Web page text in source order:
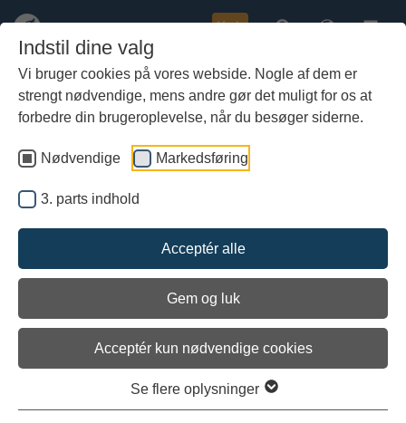
Indstil dine valg
Vi bruger cookies på vores webside. Nogle af dem er
strengt nødvendige, mens andre gør det muligt for os at
forbedre din brugeroplevelse, når du besøger siderne.
Nødvendige Markedsføring
3. parts indhold
Acceptér alle
Gem og luk
Acceptér kun nødvendige cookies
Se flere oplysninger
indhold
Køb
no-title113